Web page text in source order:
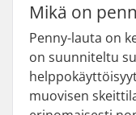
Mikä on
Penny-lauta on
on suunniteltu
muovisen